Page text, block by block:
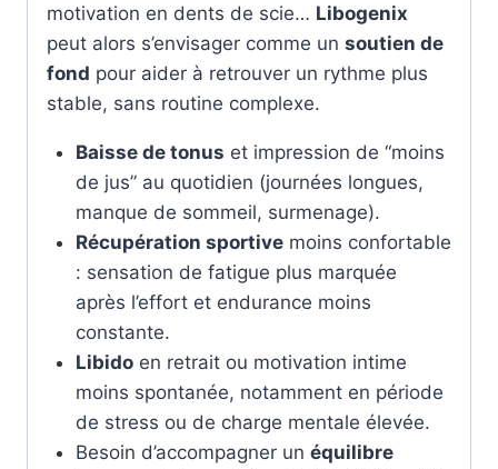
motivation en dents de scie… Libogenix
peut alors s’envisager comme un soutien de
fond pour aider à retrouver un rythme plus
stable, sans routine complexe.
Baisse de tonus et impression de “moins
de jus” au quotidien (journées longues,
manque de sommeil, surmenage).
Récupération sportivemoins confortable
: sensation de fatigue plus marquée
après l’effort et endurance moins
constante.
Libidoen retrait ou motivation intime
moins spontanée, notamment en période
de stress ou de charge mentale élevée.
Besoin d’accompagner un équilibre